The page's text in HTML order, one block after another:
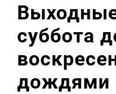
суббота
дождями